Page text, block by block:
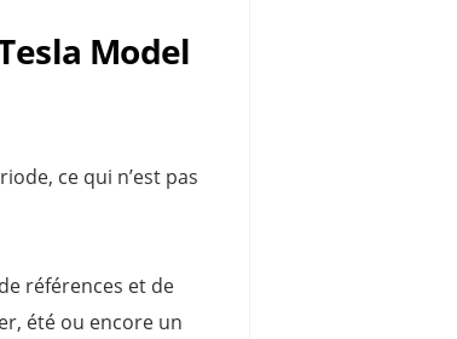
Model
ce qui n’est pas
références et de
été ou encore un